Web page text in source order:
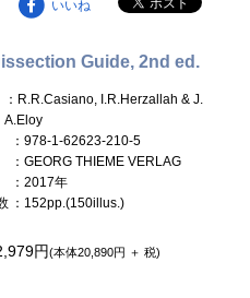
いいね
Guide, 2nd ed.
：R.R.Casiano, I.R.Herzallah & J.
A.Eloy
：978-1-62623-210-5
：GEORG THIEME VERLAG
：2017年
：152pp.(150illus.)
円(本体20,890円 ＋ 税)